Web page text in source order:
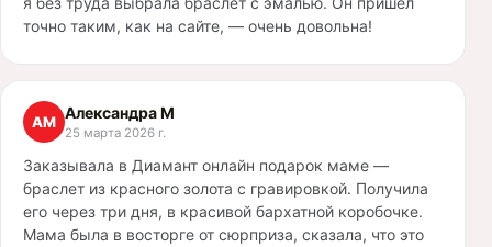
точно таким, как на сайте, — очень довольна!
АМ Александра М
25 марта 2026 г.
Заказывала в Диамант онлайн подарок маме —
браслет из красного золота с гравировкой. Получила
его через три дня, в красивой бархатной коробочке.
Мама была в восторге от сюрприза, сказала, что это